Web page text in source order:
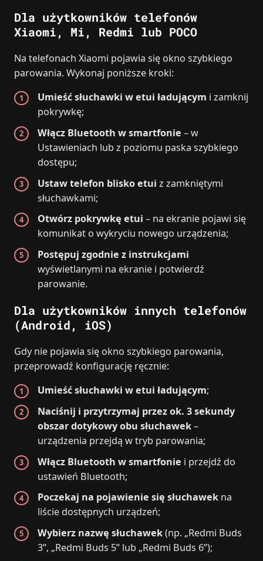
Dla użytkowników telefonów
Xiaomi, Mi, Redmi lub POCO
Na telefonach Xiaomi pojawia się okno szybkiego
parowania. Wykonaj poniższe kroki:
Umieść słuchawki w etui ładującym i zamknij
pokrywkę;
Włącz Bluetooth w smartfonie – w
Ustawieniach lub z poziomu paska szybkiego
dostępu;
Ustaw telefon blisko etui z zamkniętymi
słuchawkami;
Otwórz pokrywkę etui – na ekranie pojawi się
komunikat o wykryciu nowego urządzenia;
Postępuj zgodnie z instrukcjami
wyświetlanymi na ekranie i potwierdź
parowanie.
Dla użytkowników innych telefonów
(Android, iOS)
Gdy nie pojawia się okno szybkiego parowania,
przeprowadź konfigurację ręcznie:
Umieść słuchawki w etui ładującym;
Naciśnij i przytrzymaj przez ok. 3 sekundy
obszar dotykowy obu słuchawek–
urządzenia przejdą w tryb parowania;
Włącz Bluetooth w smartfonie i przejdź do
ustawień Bluetooth;
Poczekaj na pojawienie się słuchawek na
liście dostępnych urządzeń;
Wybierz nazwę słuchawek(np. „Redmi Buds
3”, „Redmi Buds 5” lub „Redmi Buds 6”);